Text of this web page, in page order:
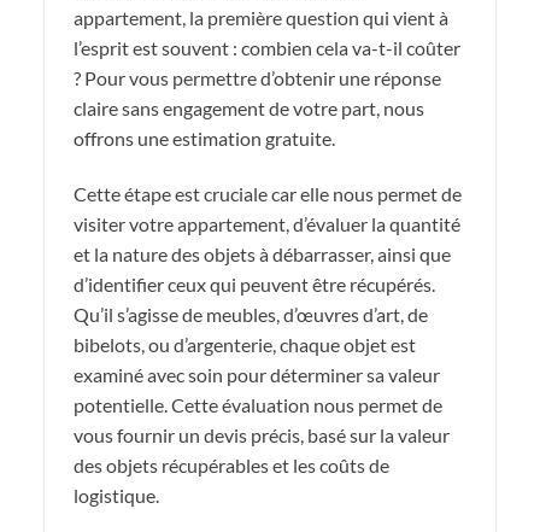
appartement, la première question qui vient à
l’esprit est souvent : combien cela va-t-il coûter
? Pour vous permettre d’obtenir une réponse
claire sans engagement de votre part, nous
offrons une estimation gratuite.
Cette étape est cruciale car elle nous permet de
visiter votre appartement, d’évaluer la quantité
et la nature des objets à débarrasser, ainsi que
d’identifier ceux qui peuvent être récupérés.
Qu’il s’agisse de meubles, d’œuvres d’art, de
bibelots, ou d’argenterie, chaque objet est
examiné avec soin pour déterminer sa valeur
potentielle. Cette évaluation nous permet de
vous fournir un devis précis, basé sur la valeur
des objets récupérables et les coûts de
logistique.